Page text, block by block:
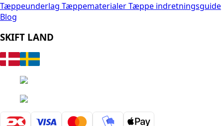
Tæppeunderlag TæppematerialerTæppe indretningsguide
Blog
SKIFT LAND